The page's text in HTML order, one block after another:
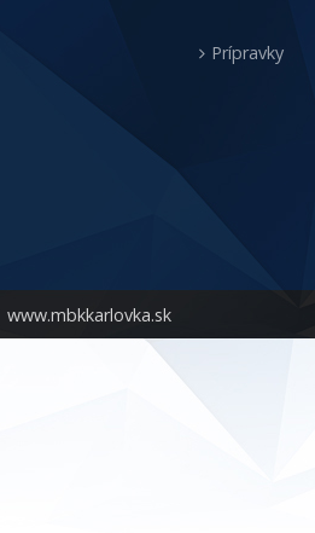
www.mbkkarlovka.sk
Prípravky